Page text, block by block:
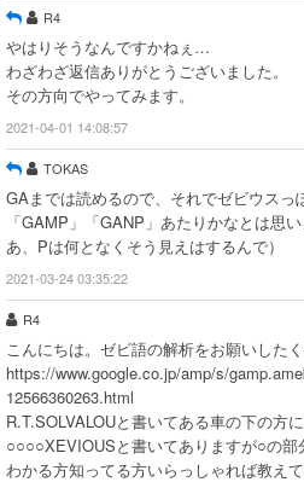
R4
やはりそうなんですかねぇ…
わざわざ返信ありがとうございました。
その方向でやってみます。
2021-04-01 14:08:57
TOKAS
GAまでは読めるので、それでゼビウスっ
「GAMP」「GANP」あたりかなとは思
あ、Pは何となくそう見えはするんで）
2021-03-24 03:35:22
R4
こんにちは。ゼビ語の解析をお願いしたく
https://www.google.co.jp/amp/s/
12566360263.html
R.T.SOLVALOUと書いてある車の下の方に
○○○○XEVIOUSと書いてありますが○の部
わかる方知ってる方いらっしゃれば教え